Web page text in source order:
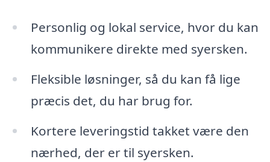
Personlig og lokal service, hvor du kan
kommunikere direkte med syersken.
Fleksible løsninger, så du kan få lige
præcis det, du har brug for.
Kortere leveringstid takket være den
nærhed, der er til syersken.